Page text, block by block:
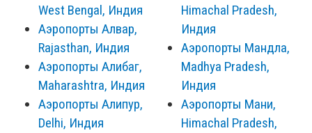
West Bengal, Индия
Аэропорты Алвар,
Rajasthan, Индия
Аэропорты Алибаг,
Maharashtra, Индия
Аэропорты Алипур,
Delhi, Индия
Himachal Pradesh,
Индия
Аэропорты Мандла,
Madhya Pradesh,
Индия
Аэропорты Мани,
Himachal Pradesh,